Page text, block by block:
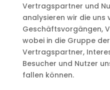
Vertragspartner und
analysieren wir die uns
Geschäftsvorgängen,
wobei in die Gruppe
Vertragspartner,
Besucher und Nutzer
fallen können.